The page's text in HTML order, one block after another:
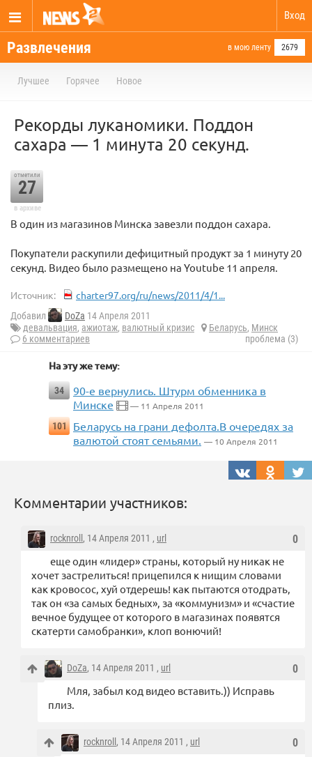
Вход
Развлечения в мою ленту 2679
Лучшее Горячее Новое
Рекорды луканомики. Поддон
сахара — 1 минута 20 секунд.
отметили
27
в архиве
В один из магазинов Минска завезли поддон сахара.
Покупатели раскупили дефицитный продукт за 1 минуту 20
секунд. Видео было размещено на Youtube 11 апреля.
Источник: charter97.org/ru/news/2011/4/1...
Добавил DoZa 14 Апреля 2011
девальвация, ажиотаж, валютный кризис Беларусь, Минск
6 комментариев
проблема (3)
На эту же тему:
34
90-е вернулись. Штурм обменника в
Минске
— 11 Апреля 2011
101
Беларусь на грани дефолта.В очередях за
валютой стоят семьями. — 10 Апреля 2011
Комментарии участников:
0
rocknroll , 14 Апреля 2011 , url
еще один «лидер» страны, который ну никак не
хочет застрелиться! прицепился к нищим словами
как кровосос, хуй отдерешь! как пытаются отодрать,
так он «за самых бедных», за «коммунизм» и «счастие
вечное будущее от которого в магазинах появятся
скатерти самобранки», клоп вонючий!
0
DoZa, 14 Апреля 2011 , url
Мля, забыл код видео вставить.)) Исправь
плиз.
0
rocknroll , 14 Апреля 2011 , url